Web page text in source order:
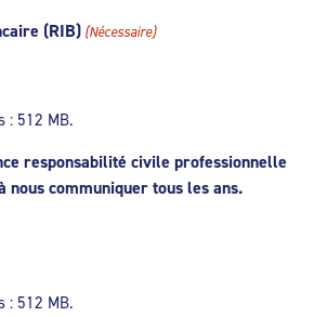
(RIB) (Nécessaire)
: 512 MB.
responsabilité civile professionnelle
nous communiquer tous les ans.
: 512 MB.